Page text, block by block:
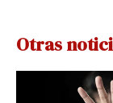
Otras